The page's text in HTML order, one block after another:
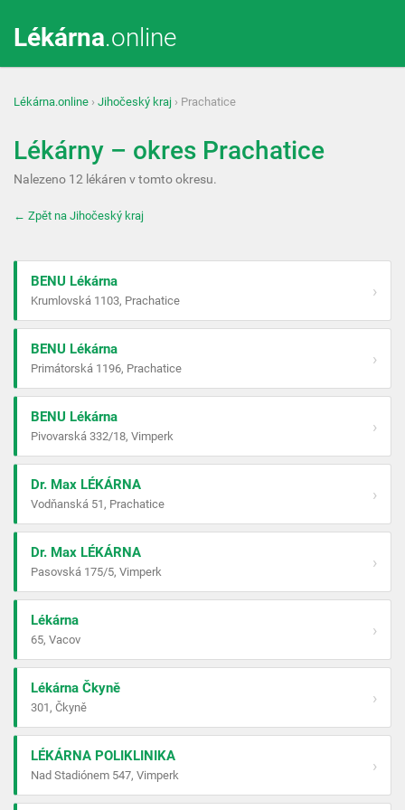
Lékárna.online
Lékárna.online › Jihočeský kraj › Prachatice
Lékárny – okres Prachatice
Nalezeno 12 lékáren v tomto okresu.
← Zpět na Jihočeský kraj
BENU Lékárna
Krumlovská 1103, Prachatice
›
BENU Lékárna
Primátorská 1196, Prachatice
›
BENU Lékárna
Pivovarská 332/18, Vimperk
›
Dr. Max LÉKÁRNA
Vodňanská 51, Prachatice
›
Dr. Max LÉKÁRNA
Pasovská 175/5, Vimperk
›
Lékárna
65, Vacov
›
Lékárna Čkyně
301, Čkyně
›
LÉKÁRNA POLIKLINIKA
Nad Stadiónem 547, Vimperk
›